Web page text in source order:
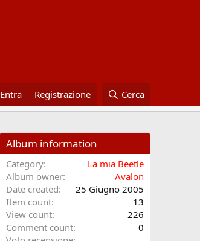
Entra Registrazione Cerca
Album information
Category
La mia Beetle
Album owner
Avalon
Date created
25 Giugno 2005
Item count
13
View count
226
Comment count
0